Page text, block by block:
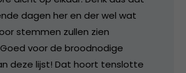
dagen her en der wel wat
stemmen zullen zien
voor de broodnodige
deze lijst! Dat hoort tenslotte